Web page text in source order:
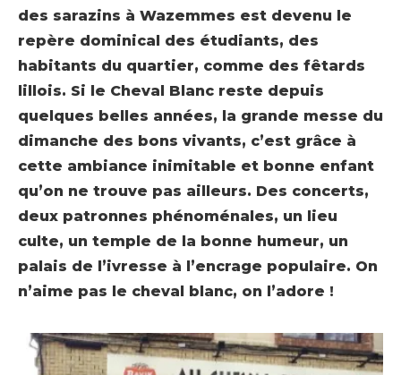
des sarazins à Wazemmes est devenu le
repère dominical des étudiants, des
habitants du quartier, comme des fêtards
lillois. Si le Cheval Blanc reste depuis
quelques belles années, la grande messe du
dimanche des bons vivants, c’est grâce à
cette ambiance inimitable et bonne enfant
qu’on ne trouve pas ailleurs. Des concerts,
deux patronnes phénoménales, un lieu
culte, un temple de la bonne humeur, un
palais de l’ivresse à l’encrage populaire. On
n’aime pas le cheval blanc, on l’adore !